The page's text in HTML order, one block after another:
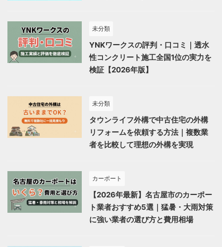
未分類
YNKワークスの評判・口コミ｜透水
性コンクリート施工全国1位の実力を
検証【2026年版】
未分類
タウンライフ外構で中古住宅の外構
リフォームを依頼する方法｜複数業
者を比較して理想の外構を実現
カーポート
【2026年最新】名古屋市のカーポー
ト業者おすすめ5選｜猛暑・大雨対策
に強い業者の選び方と費用相場